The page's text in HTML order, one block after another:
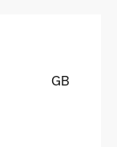
GB